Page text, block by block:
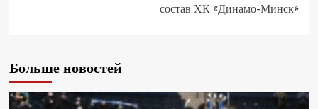
состав ХК «Динамо-Минск»
Больше новостей